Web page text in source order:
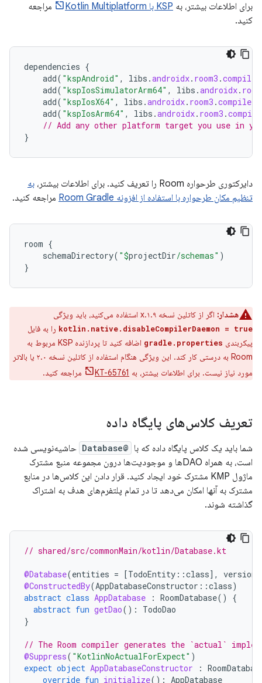
برای اطلاعات بیشتر، به KSP با Kotlin Multiplatform
مراجعه
کنید.
dependencies {
add( "kspAndroid" , libs .androidx. room3 .compiler
add( "kspIosSimulatorArm64" , libs .androidx.
add( "kspIosX64" , libs .androidx. room3 .compiler
add( "kspIosArm64" , libs .androidx. room3 .
// Add any other platform target you use in
}
دایرکتوری طرحواره Room را تعریف کنید. برای اطلاعات بیشتر،
به
تنظیم مکان طرحواره با استفاده از افزونه Room Gradle
مراجعه کنید.
room {
schemaDirectory( "$projectDir/schemas" )
}
هشدار: اگر از کاتلین نسخه ۱.۹.x استفاده می‌کنید، باید ویژگی
kotlin.native.disableCompilerDaemon = true را به فایل
پیکربندی gradle.properties
اضافه کنید تا پردازنده KSP مربوط به
Room به درستی کار کند. این ویژگی هنگام استفاده از کاتلین نسخه ۲.۰ یا بالاتر
مورد نیاز نیست. برای اطلاعات بیشتر، به KT-65761 مراجعه کنید.
تعریف کلاس‌های پایگاه داده
شما باید یک کلاس پایگاه داده که با @Database
حاشیه‌نویسی شده
است، به همراه DAOها و موجودیت‌ها درون مجموعه منبع مشترک
ماژول KMP مشترک خود ایجاد کنید. قرار دادن این کلاس‌ها در منابع
مشترک به آنها امکان می‌دهد تا در تمام پلتفرم‌های هدف به اشتراک
گذاشته شوند.
// shared/src/commonMain/kotlin/Database.kt
@Database(entities = [TodoEntity ::class] , version
@ConstructedBy(AppDatabaseConstructor ::class)
abstract class AppDatabase : RoomDatabase()
{
abstract fun getDao():
TodoDao
}
// The Room compiler generates the `actual`
@Suppress( "KotlinNoActualForExpect" )
expect object AppDatabaseConstructor :
override fun initialize(): AppDatabase